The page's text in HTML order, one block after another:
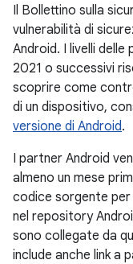
Il Bollettino sulla
vulnerabilità di
Android. I livelli
2021 o successivi
scoprire come
di un dispositivo,
versione di Android.
I partner Android
almeno un mese
codice sorgente
nel repository
sono collegate da
include anche link a